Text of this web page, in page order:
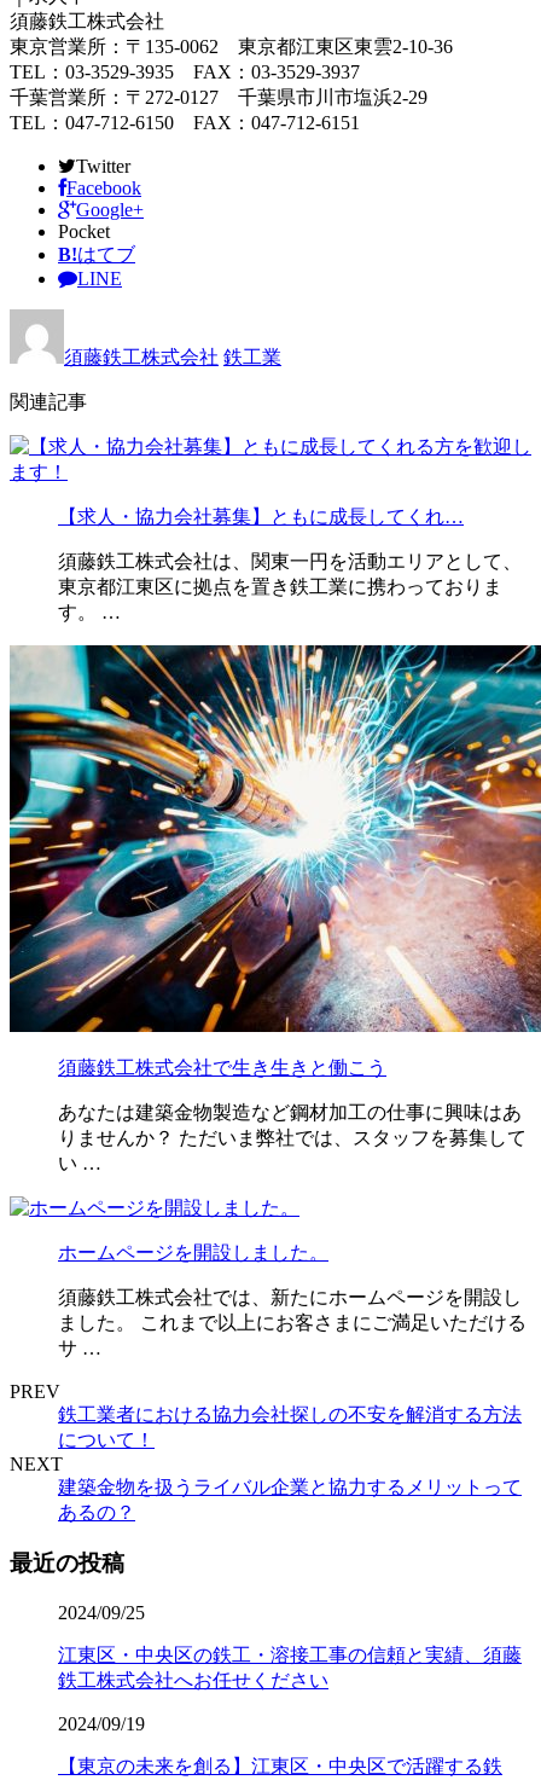
須藤鉄工株式会社
東京営業所：〒135-0062 東京都江東区東雲2-10-36
TEL：03-3529-3935 FAX：03-3529-3937
千葉営業所：〒272-0127 千葉県市川市塩浜2-29
TEL：047-712-6150 FAX：047-712-6151
Twitter
Facebook
Google+
Pocket
B!はてブ
LINE
須藤鉄工株式会社 鉄工業
関連記事
【求人・協力会社募集】ともに成長してくれ…
須藤鉄工株式会社は、関東一円を活動エリアとして、
東京都江東区に拠点を置き鉄工業に携わっておりま
す。 …
須藤鉄工株式会社で生き生きと働こう
あなたは建築金物製造など鋼材加工の仕事に興味はあ
りませんか？ ただいま弊社では、スタッフを募集して
い …
ホームページを開設しました。
須藤鉄工株式会社では、新たにホームページを開設し
ました。 これまで以上にお客さまにご満足いただける
サ …
PREV
鉄工業者における協力会社探しの不安を解消する方法
について！
NEXT
建築金物を扱うライバル企業と協力するメリットって
あるの？
最近の投稿
2024/09/25
江東区・中央区の鉄工・溶接工事の信頼と実績、須藤
鉄工株式会社へお任せください
2024/09/19
【東京の未来を創る】江東区・中央区で活躍する鉄